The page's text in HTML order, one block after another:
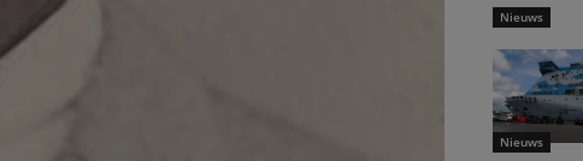
Nieuws
Nieuws